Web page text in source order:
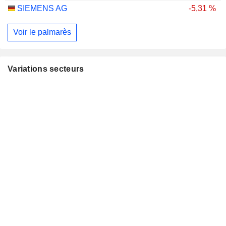
SIEMENS AG -5,31 %
Voir le palmarès
Variations secteurs